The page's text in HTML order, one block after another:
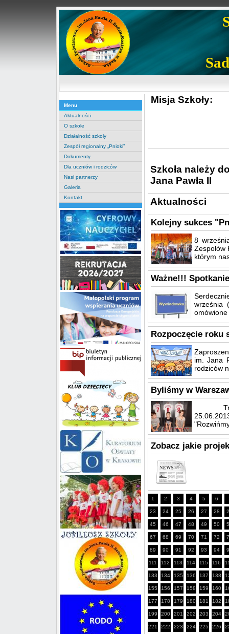
Menu
Aktualności
O szkole
Działalność szkoły
Zespół regionalny „Pnioki”
Dokumenty
Dla uczniów i rodziców
Nasi partnerzy
Galeria
Kontakt
Misja Szkoły:
Szkoła należy
Jana Pawła II
Aktualności
Kolejny sukces
8
którym
Ważne!!!
września
Rozpoczęcie roku
im. Jana
rodziców
Byliśmy w
Zobacz jakie
1 2 3 4 5 6
23 24 25 26 27 28
45 46 47 48 49 50
67 68 69 70 71 72
89 90 91 92 93 94
111 112 113 114 115 116
133 134 135 136 137 138
155 156 157 158 159 160
177 178 179 180 181 182
199 200 201 202 203 204
221 222 223 224 225 226